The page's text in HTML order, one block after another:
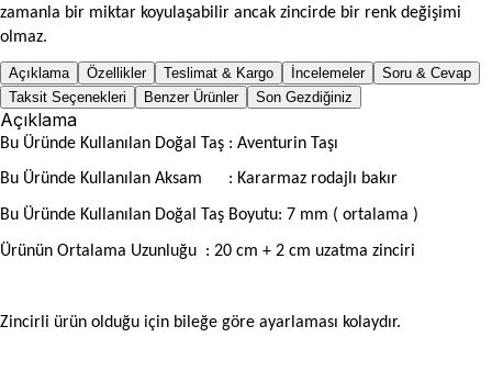
zamanla bir miktar koyulaşabilir ancak zincirde bir renk değişimi
olmaz.
Açıklama Özellikler Teslimat & Kargo İncelemeler
Soru & Cevap
Taksit Seçenekleri
Benzer Ürünler Son Gezdiğiniz
Açıklama
Bu Üründe Kullanılan Doğal Taş : Aventurin Taşı
Bu Üründe Kullanılan Aksam : Kararmaz rodajlı bakır
Bu Üründe Kullanılan Doğal Taş Boyutu: 7 mm ( ortalama )
Ürünün Ortalama Uzunluğu : 20 cm + 2 cm uzatma zinciri
Zincirli ürün olduğu için bileğe göre ayarlaması kolaydır.